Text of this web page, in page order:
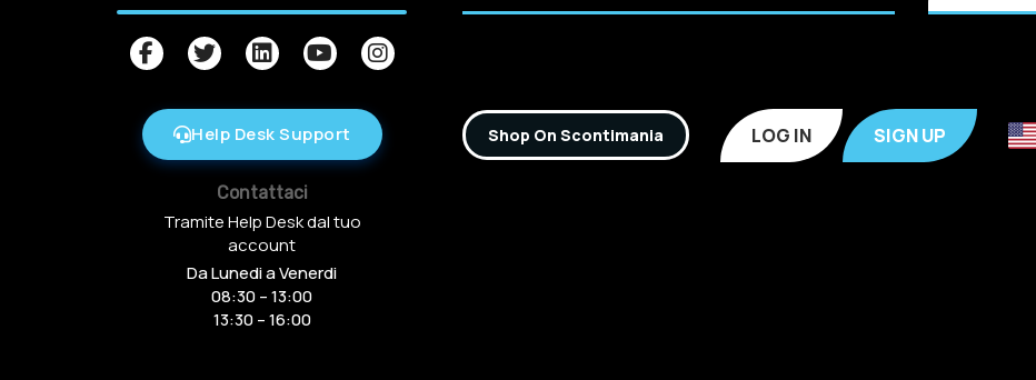
Help Desk Support
Contattaci
Tramite Help Desk dal tuo
account
Da Lunedi a Venerdi
08:30 – 13:00
13:30 – 16:00
Shop On Scontimania LOG IN SIGN UP